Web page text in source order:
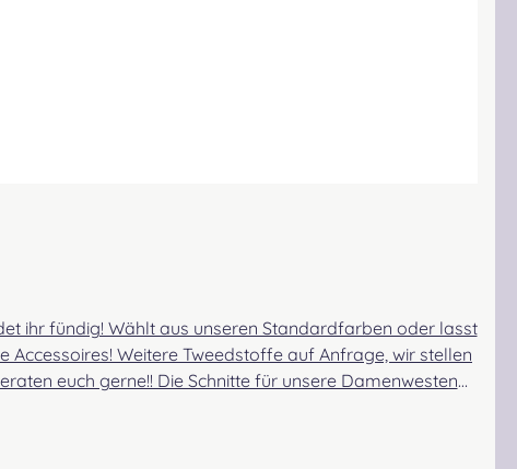
ihr fündig! Wählt aus unseren Standardfarben oder lasst
Weitere Tweedstoffe auf Anfrage, wir stellen
euch gerne!! Die Schnitte für unsere Damenwesten
Die Lieferzeit kann auf Grund verschiedener Faktoren
benötigen oder wünschen, dann füllt das Maßblatt